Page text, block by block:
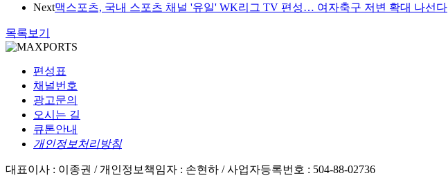
Next맥스포츠, 국내 스포츠 채널 '유일' WK리그 TV 편성… 여자축구 저변 확대 나선다
목록보기
편성표
채널번호
광고문의
오시는 길
큐톤안내
개인정보처리방침
대표이사 : 이종권 / 개인정보책임자 : 손현하 / 사업자등록번호 : 504-88-02736